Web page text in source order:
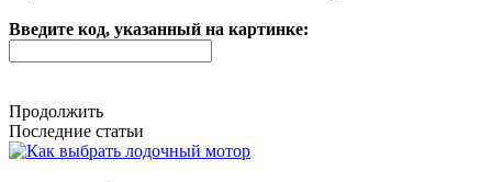
Введите код, указанный на картинке:
Продолжить
Последние статьи